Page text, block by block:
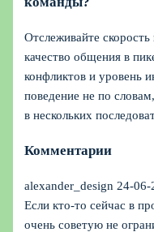
Отслеживайте скорость
качество общения в
конфликтов и уровень
поведение не по
в нескольких
Комментарии
alexander_design 24-06-
Если кто-то сейчас в
очень советую не